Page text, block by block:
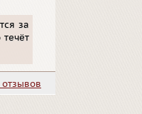
за
отзывов